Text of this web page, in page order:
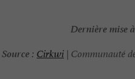
Dernière mise
Source : Cirkwi| Communauté